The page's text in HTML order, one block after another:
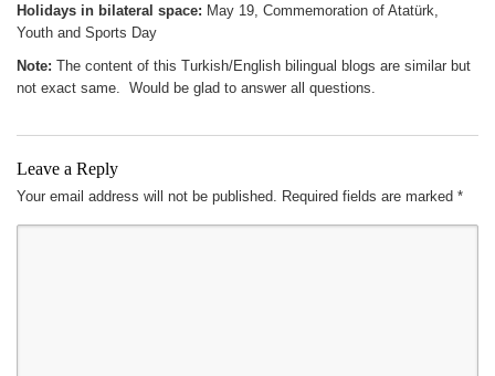
Holidays in bilateral space: May 19, Commemoration of Atatürk,
Youth and Sports Day
Note: The content of this Turkish/English bilingual blogs are similar but
not exact same. Would be glad to answer all questions.
Leave a Reply
Your email address will not be published. Required fields are marked *